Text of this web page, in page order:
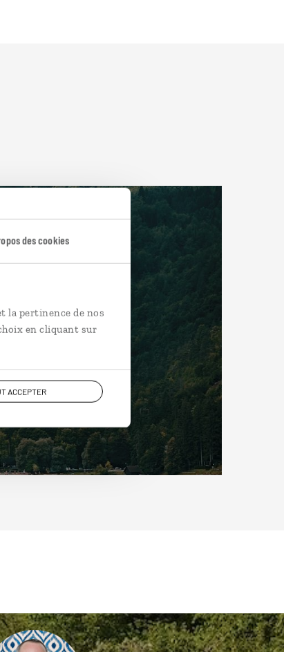
des cookies
la pertinence de nos
en cliquant sur
ACCEPTER